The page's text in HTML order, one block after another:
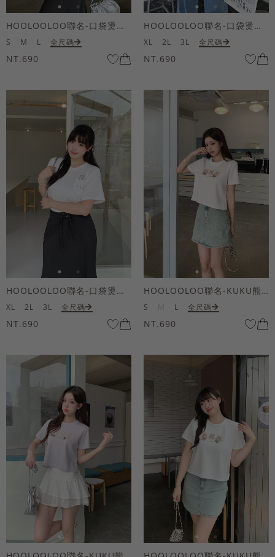
HOOLOOLOO聯名-口袋燙金KUKU熊短袖上衣
S M L 全尺碼
NT.690
HOOLOOLOO聯名-口袋燙金KUKU熊短袖上衣
XL 2L 3L 全尺碼
NT.690
HOOLOOLOO聯名-口袋燙金KUKU熊短袖上衣
XL 2L 3L 全尺碼
NT.690
HOOLOOLOO聯名-KUKU熊蝴蝶結短袖上衣
S L 全尺碼
NT.690